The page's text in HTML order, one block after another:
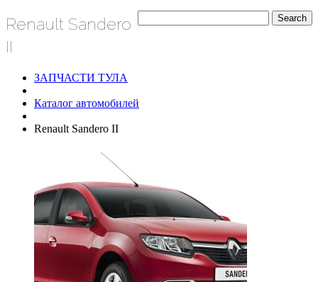
Renault Sandero
II
ЗАПЧАСТИ ТУЛА
Каталог автомобилей
Renault Sandero II